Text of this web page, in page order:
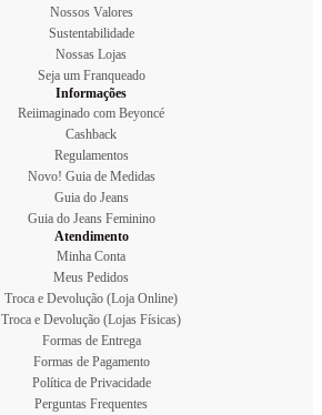
Nossos Valores
Sustentabilidade
Nossas Lojas
Seja um Franqueado
Informações
Reiimaginado com Beyoncé
Cashback
Regulamentos
Novo! Guia de Medidas
Guia do Jeans
Guia do Jeans Feminino
Atendimento
Minha Conta
Meus Pedidos
Troca e Devolução (Loja Online)
Troca e Devolução (Lojas Físicas)
Formas de Entrega
Formas de Pagamento
Política de Privacidade
Perguntas Frequentes